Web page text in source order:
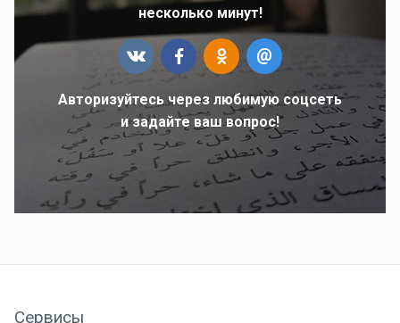
несколько минут!
Авторизуйтесь через любимую соцсеть
и задайте ваш вопрос!
Сервисы